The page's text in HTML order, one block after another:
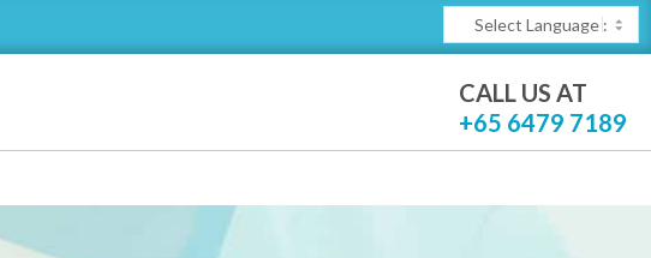
CALL US AT
+65 6479 7189